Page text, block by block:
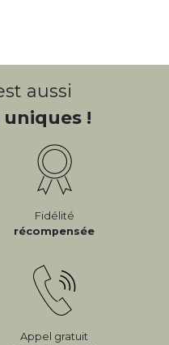
aussi
uniques !
Fidélité
récompensée
Appel gratuit